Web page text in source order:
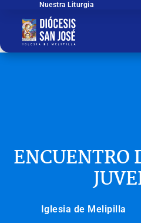
contenido
Nuestra Liturgia
ENCUENTRO
Iglesia de Melipilla